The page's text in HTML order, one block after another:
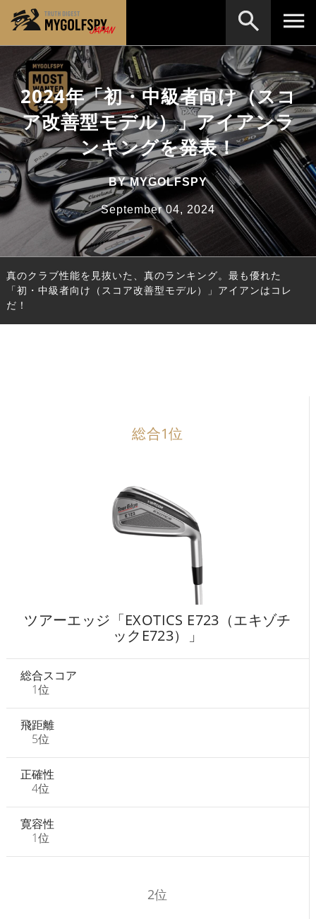
2024年「初・中級者向け（スコ
ア改善型モデル）」アイアンラ
ンキングを発表！
BYMYGOLFSPY
September 04, 2024
真のクラブ性能を見抜いた、真のランキング。最も優れた
「初・中級者向け（スコア改善型モデル）」アイアンはコレ
だ！
総合1位
ツアーエッジ「EXOTICS E723（エキゾチ
ックE723）」
総合スコア
1位
飛距離
5位
正確性
4位
寛容性
1位
2位
MOST WANTED テストランキング
NEW RELEASES 新製品情報
HOW TO ゴルフ上達・実践テクニック
LAB テスト・データ検証
Golf News ゴルフニュース
REVIEWS 製品レビュー
ドライバー
FAIRWAY WOODS フェアウェイウッド
HYBRIDS
私たちのチーム
私たちの使命
※メーカー名やクラブ名など、検索したい事柄を入
力してください。
検索